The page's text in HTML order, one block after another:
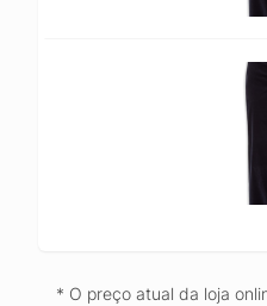
* O preço atual da loja